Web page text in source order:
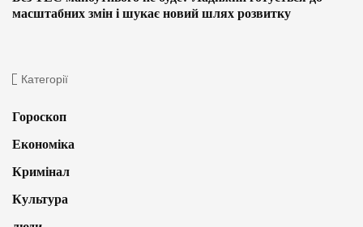
масштабних змін і шукає новий шлях розвитку
Категорії
Гороскоп
Економіка
Кримінал
Культура